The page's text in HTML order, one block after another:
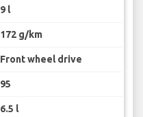
9 l
172 g/km
Front wheel drive
95
6.5 l